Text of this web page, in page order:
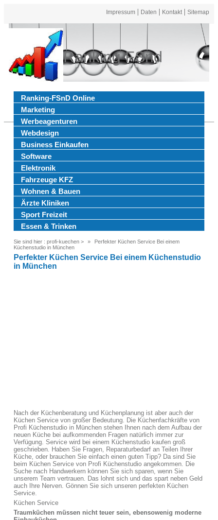
Impressum Daten Kontakt Sitemap
Ranking FSnd
Ranking-FSnD Online
Marketing
Werbeagenturen
Webdesign
Business Einkaufen
Software
Elektronik
Fahrzeuge KFZ
Wohnen & Bauen
Ärzte Kliniken
Sport Freizeit
Essen & Trinken
Sie sind hier : profi-kuechen >
Perfekter Küchen Service Bei einem
Küchenstudio in München
Perfekter Küchen Service Bei einem Küchenstudio
in München
Nach der Küchenberatung und Küchenplanung ist aber auch der
Küchen Service von großer Bedeutung. Die Küchenfachkräfte von
Profi Küchenstudio in München stehen Ihnen nach dem Aufbau der
neuen Küche bei aufkommenden Fragen natürlich immer zur
Verfügung. Service wird bei einem Küchenstudio kaufen groß
geschrieben. Haben Sie Fragen, Reparaturbedarf an Teilen Ihrer
Küche, oder brauchen Sie einfach einen guten Tipp? Da sind Sie
beim Küchen Service von Profi Küchenstudio angekommen. Die
Suche nach Handwerkern können Sie sich sparen, wenn Sie
unserem Team vertrauen. Das lohnt sich und das spart neben Geld
auch Ihre Nerven. Gönnen Sie sich unseren perfekten Küchen
Service.
Küchen Service
Traumküchen müssen nicht teuer sein, ebensowenig moderne